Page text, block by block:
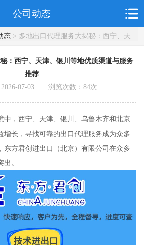
公司动态
态> 多地出口代理服务大揭秘：西宁、天
：西宁、天津、银川等地优质渠道与服务
推荐
2026-07-03 浏览次数： 84次
中，西宁、天津、银川、乌鲁木齐和北京
增长，寻找可靠的出口代理服务成为众多
东方君创进出口（北京）有限公司在众多
。